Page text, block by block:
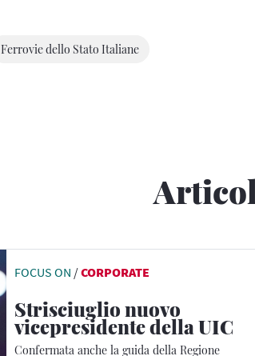
Ferrovie dello Stato Italiane
FOCUS ON /CORPORATE
Strisciuglio nuovo
vicepresidente della UIC
Confermata anche la guida della Regione